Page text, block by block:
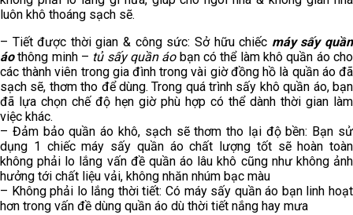
luôn khô thoáng sạch sẽ.
– Tiết được thời gian & công sức: Sở hữu chiếc máy sấy quần
áothông minh – tủ sấy quần áobạn có thể làm khô quần áo cho
các thành viên trong gia đình trong vài giờ đồng hồ là quần áo đã
sạch sẽ, thơm tho để dùng. Trong quá trình sấy khô quần áo, bạn
đã lựa chọn chế độ hẹn giờ phù hợp có thể dành thời gian làm
việc khác.
– Đảm bảo quần áo khô, sạch sẽ thơm tho lại độ bền: Bạn sử
dụng 1 chiếc máy sấy quần áo chất lượng tốt sẽ hoàn toàn
không phải lo lắng vấn đề quần áo lâu khô cũng như không ảnh
hưởng tới chất liệu vải, không nhăn nhúm bạc màu
– Không phải lo lắng thời tiết: Có máy sấy quần áo bạn linh hoạt
hơn trong vấn đề dùng quần áo dù thời tiết nắng hay mưa